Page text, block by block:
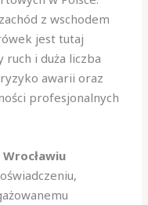
z wschodem
jest tutaj
ruch i duża liczba
awarii oraz
profesjonalnych